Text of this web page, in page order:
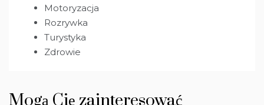
Motoryzacja
Rozrywka
Turystyka
Zdrowie
Mogą Cię zainteresować